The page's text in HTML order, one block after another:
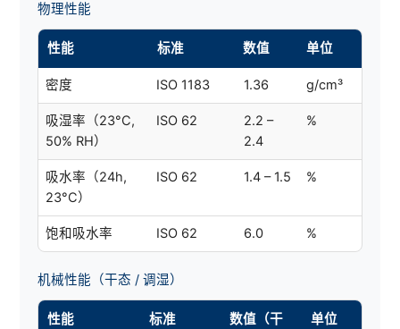
物理性能
性能 标准 数值 单位
密度 ISO 1183 1.36 g/cm³
吸湿率（23°C,
50% RH）
ISO 62
2.2 –
2.4
%
吸水率（24h,
23°C）
ISO 62 1.4 – 1.5 %
饱和吸水率 ISO 62 6.0 %
机械性能（干态 / 调湿）
性能 标准
数值（干
单位